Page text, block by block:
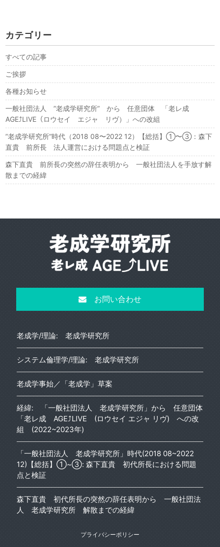
カテゴリー
すべての記事
ご挨拶
各種お知らせ
一般社団法人 ”老成学研究所” から 任意団体 「老レ成
AGE⤴︎LIVE（ロウセイ エジャ リヴ）」への改組
”老成学研究所”時代（2018 08〜2022 12）【総括】①〜③：森下
直貴 前所長 法人運営における問題点と検証
森下直貴 前所長の突然の辞任表明から 一般社団法人を手放す解
散までの経緯
お問い合わせ
老成学/理論: 老成学研究所
システム倫理学/理論: 老成学研究所
老成学事始／「老成学」草案
経緯: 「一般社団法人 老成学研究所」から 任意団体
「老レ成 AGE⤴︎LIVE (ロウセイ エジャ リヴ) への改
組 (2022~2023年)
「一般社団法人 老成学研究所」時代(2018 08~2022
12)【総括】①~③: 森下直貴 初代所長における問題
点と検証
森下直貴 初代所長の突然の辞任表明から 一般社団法
人 老成学研究所 解散までの経緯
プライバシーポリシー